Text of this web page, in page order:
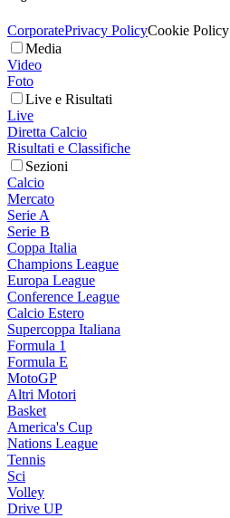
CorporatePrivacy PolicyCookie Policy
Media
Video
Foto
Live e Risultati
Live
Diretta Calcio
Risultati e Classifiche
Sezioni
Calcio
Mercato
Serie A
Serie B
Coppa Italia
Champions League
Europa League
Conference League
Calcio Estero
Supercoppa Italiana
Formula 1
Formula E
MotoGP
Altri Motori
Basket
America's Cup
Nations League
Tennis
Sci
Volley
Drive UP